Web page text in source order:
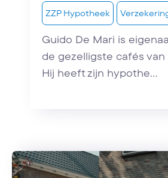
ZZP Hypotheek
Guido De Mari is
de gezelligste cafés
Hij heeft zijn hypothe...